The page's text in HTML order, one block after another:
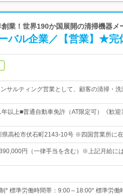
業！世界190か国展開の清掃機器メ
バル企業／【営業】★完
サルティング営業として、顧客の清掃・
年以上■普通自動車免許（AT限定可）《歓
県高松市伏石町2143-10号 ※四国営業所
円（一律手当を含む）※上記月給に
* 標準労働時間帯：9:00～18:00* 標準労